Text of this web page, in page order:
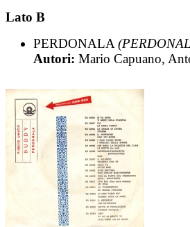
Lato B
PERDONALA
Autori: Mario Capuano,